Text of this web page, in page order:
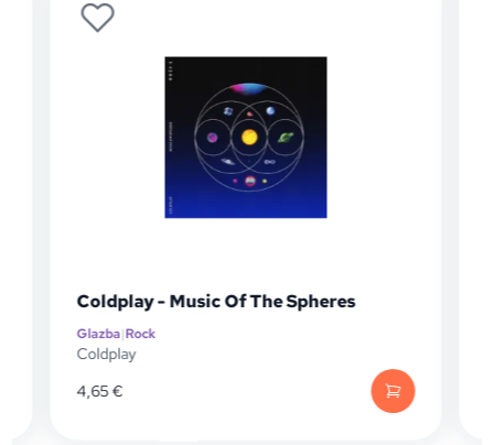
Coldplay - Music Of The Spheres
Glazba|Rock
Coldplay
4,65€